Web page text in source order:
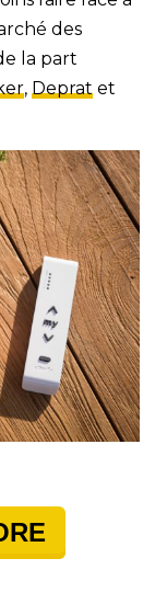
des
la part
, Deprat et